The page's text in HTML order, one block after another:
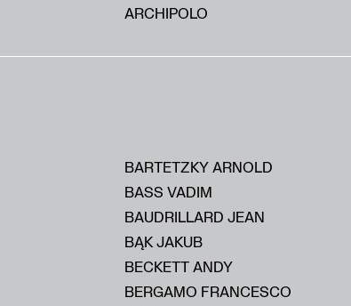
ARCHIPOLO
BARTETZKY ARNOLD
BASS VADIM
BAUDRILLARD JEAN
BĄK JAKUB
BECKETT ANDY
BERGAMO FRANCESCO